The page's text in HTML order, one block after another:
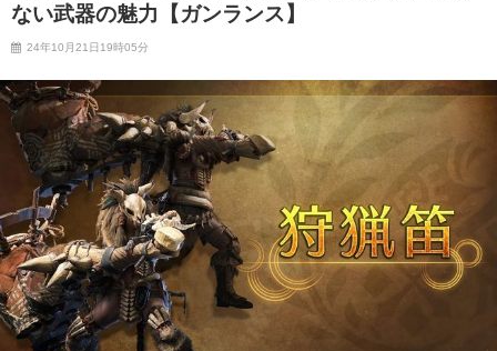
ない武器の魅力【ガンランス】
24年10月21日19時05分